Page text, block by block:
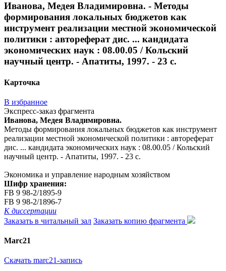
Иванова, Медея Владимировна. - Методы
формирования локальных бюджетов как
инструмент реализации местной экономической
политики : автореферат дис. ... кандидата
экономических наук : 08.00.05 / Кольский
научный центр. - Апатиты, 1997. - 23 с.
Карточка
В избранное
Экспресс-заказ фрагмента
Иванова, Медея Владимировна.
Методы формирования локальных бюджетов как инструмент
реализации местной экономической политики : автореферат
дис. ... кандидата экономических наук : 08.00.05 / Кольский
научный центр. - Апатиты, 1997. - 23 с.
Экономика и управление народным хозяйством
Шифр хранения:
FB 9 98-2/1895-9
FB 9 98-2/1896-7
К диссертации
Заказать в читальный зал Заказать копию фрагмента
Marc21
Скачать marc21-запись